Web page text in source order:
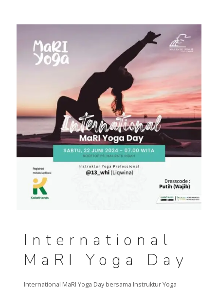
International
MaRI Yoga Day
International MaRI Yoga Day bersama Instruktur Yoga